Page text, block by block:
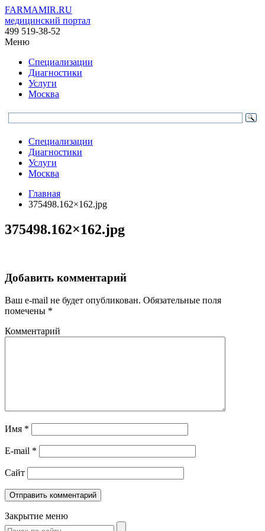
FARMAMIR.RU
медицинский портал
499 519-38-52
Меню
Специализации
Диагностики
Услуги
Москва
Специализации
Диагностики
Услуги
Москва
Главная
375498.162×162.jpg
375498.162×162.jpg
Добавить комментарий
Ваш e-mail не будет опубликован. Обязательные поля
помечены *
Комментарий
Имя *
E-mail *
Сайт
Закрытие меню